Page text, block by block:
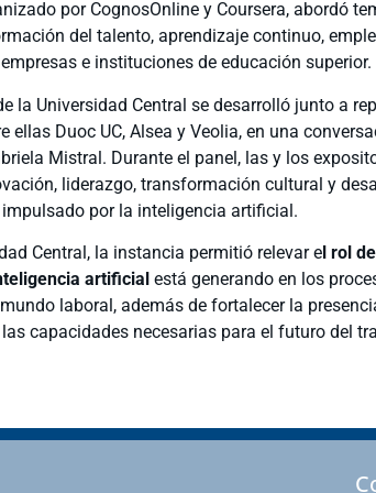
por CognosOnline y Coursera, abordó
del talento, aprendizaje continuo,
e instituciones de educación superior.
la Universidad Central se desarrolló junto a
ellas Duoc UC, Alsea y Veolia, en una
Mistral. Durante el panel, las y los
liderazgo, transformación cultural y
por la inteligencia artificial.
Central, la instancia permitió relevar e l rol
artificial está generando en los
laboral, además de fortalecer la
capacidades necesarias para el futuro del